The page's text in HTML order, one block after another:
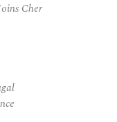
Cher